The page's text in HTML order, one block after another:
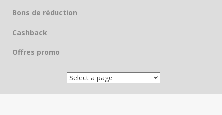
Bons de réduction
Cashback
Offres promo